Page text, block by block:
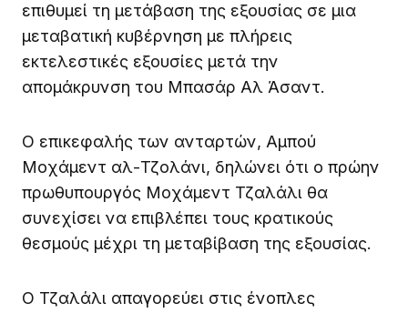
επιθυμεί τη μετάβαση της εξουσίας σε μια
μεταβατική κυβέρνηση με πλήρεις
εκτελεστικές εξουσίες μετά την
απομάκρυνση του Μπασάρ Αλ Άσαντ.
Ο επικεφαλής των ανταρτών, Αμπού
Μοχάμεντ αλ-Τζολάνι, δηλώνει ότι ο πρώην
πρωθυπουργός Μοχάμεντ Τζαλάλι θα
συνεχίσει να επιβλέπει τους κρατικούς
θεσμούς μέχρι τη μεταβίβαση της εξουσίας.
Ο Τζαλάλι απαγορεύει στις ένοπλες